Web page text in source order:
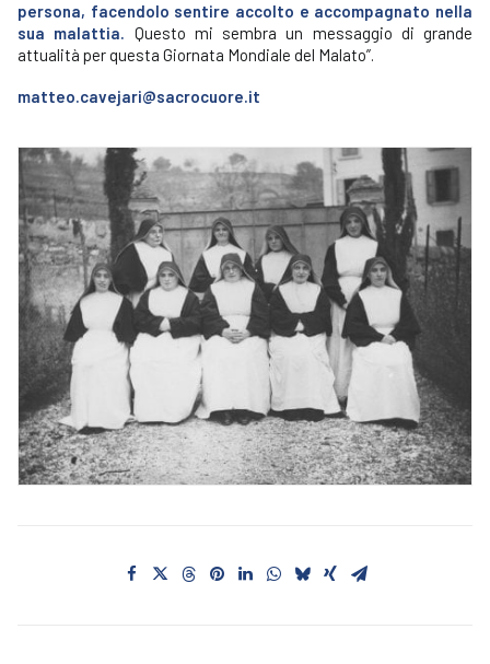
persona, facendolo sentire accolto e accompagnato nella
sua malattia. Questo mi sembra un messaggio di grande
attualità per questa Giornata Mondiale del Malato”.
matteo.cavejari@sacrocuore.it